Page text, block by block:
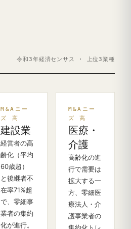
令和3年経済センサス · 上位3業種
M&Aニー
ズ 高
建設業
経営者の高
齢化（平均
60歳超）
と後継者不
在率71%超
で、零細事
業者の集約
化が進行。
M&Aニー
ズ 高
医療・
介護
高齢化の進
行で需要は
拡大する一
方、零細医
療法人・介
護事業者の